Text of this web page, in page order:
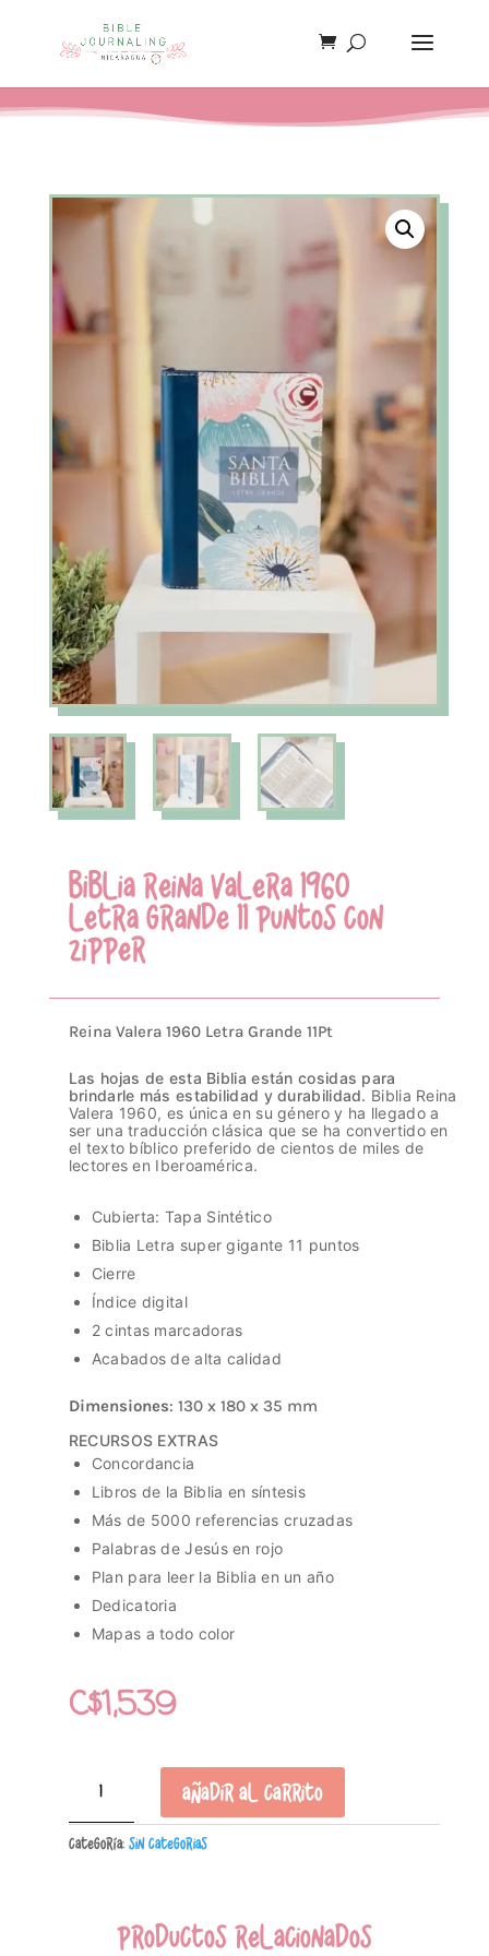
BIBLIA REINA VALERA 1960
LETRA GRANDE 11 PUNTOS CON
ZIPPER
Reina Valera 1960 Letra Grande 11Pt
Las hojas de esta Biblia están cosidas para
brindarle más estabilidad y durabilidad. Biblia Reina
Valera 1960, es única en su género y ha llegado a
ser una traducción clásica que se ha convertido en
el texto bíblico preferido de cientos de miles de
lectores en Iberoamérica.
Cubierta: Tapa Sintético
Biblia Letra super gigante 11 puntos
Cierre
Índice digital
2 cintas marcadoras
Acabados de alta calidad
Dimensiones: 130 x 180 x 35 mm
RECURSOS EXTRAS
Concordancia
Libros de la Biblia en síntesis
Más de 5000 referencias cruzadas
Palabras de Jesús en rojo
Plan para leer la Biblia en un año
Dedicatoria
Mapas a todo color
C$1,539
Valera
1960
Añadir al carrito
Categoría: Sin Categorias
Productos relacionados